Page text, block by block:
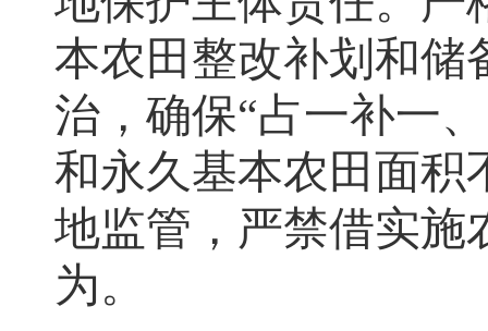
本农田整改补划和储
治，确保“占一补一
和永久基本农田面积
地监管 ， 严禁借实施
为。